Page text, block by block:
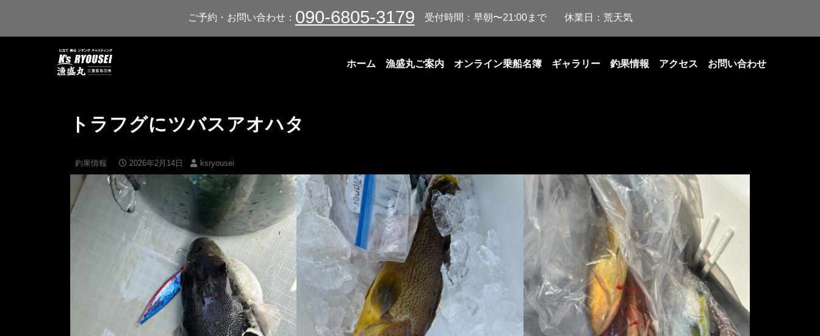
ご予約・お問い合わせ： 090-6805-3179 受付時間：早朝〜21:00まで 休業日：荒天気
ホーム 漁盛丸ご案内 オンライン乗船名簿 ギャラリー 釣果情報 アクセス お問い合わせ
トラフグにツバスアオハタ
釣果情報 2026年2月14日 ksryousei